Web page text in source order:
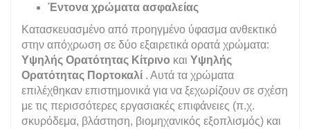
Έντονα χρώματα ασφαλείας
Κατασκευασμένο από προηγμένο ύφασμα ανθεκτικό
στην απόχρωση σε δύο εξαιρετικά ορατά χρώματα:
Υψηλής Ορατότητας Κίτρινο και Υψηλής
Ορατότητας Πορτοκαλί . Αυτά τα χρώματα
επιλέχθηκαν επιστημονικά για να ξεχωρίζουν σε σχέση
με τις περισσότερες εργασιακές επιφάνειες (π.χ.
σκυρόδεμα, βλάστηση, βιομηχανικός εξοπλισμός) και